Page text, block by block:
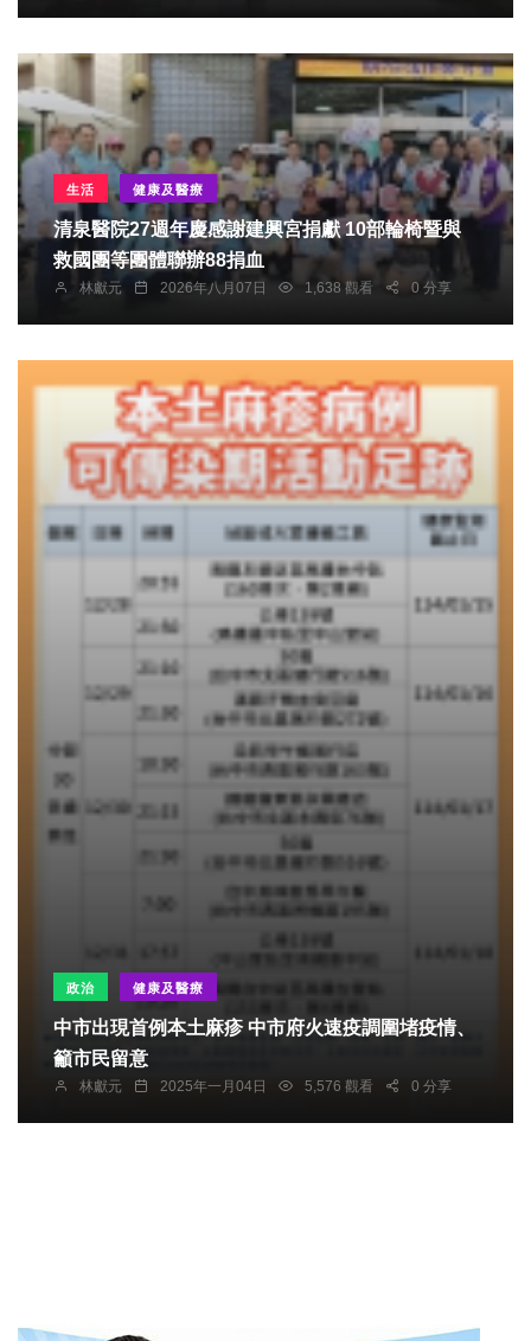
生活 健康及醫療
清泉醫院27週年慶感謝建興宮捐獻 10部輪椅暨與
救國團等團體聯辦88捐血
林獻元 2026年八月07日 1,638 觀看 0 分享
政治 健康及醫療
中市出現首例本土麻疹 中市府火速疫調圍堵疫情、
籲市民留意
林獻元 2025年一月04日 5,576 觀看 0 分享